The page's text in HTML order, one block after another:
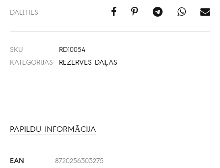
DALĪTIES
SKU
RD10054
KATEGORIJAS
REZERVES DAĻAS
PAPILDU INFORMĀCIJA
EAN 8720256303275